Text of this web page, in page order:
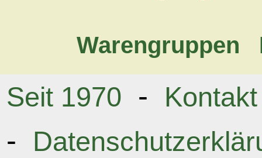
Warengruppen
Seit 1970 - Kontakt
-